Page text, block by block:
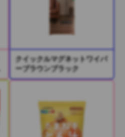
クイックルマグネットワイパ
ーブラウンブラック